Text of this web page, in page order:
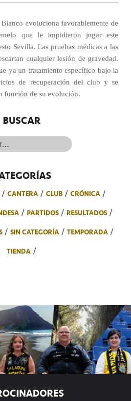
evoluciona favorablemente de
que le impidieron jugar este
Sevilla. Las pruebas médicas a las
cualquier lesión de gravedad.
ya un tratamiento específico bajo la
de recuperación del club y se
función de su evolución.
BUSCAR
CANTERA CLUB
CRÓNICA
PARTIDOS
RESULTADOS
SIN CATEGORÍA
TEMPORADA
TIENDA